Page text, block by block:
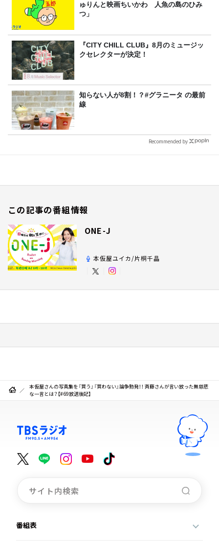
ゅりんと映画ちいかわ 人魚の島のひみ
つ」
『CITY CHILL CLUB』8月のミュージッ
クセレクターが決定！
知らない人が8割！？#グラニータ の最前
線
Recommended by
この記事の番組情報
ONE-J
本仮屋ユイカ/片桐千晶
本仮屋さんの写真集を『買う』『買わない』論争勃発！！ 斉藤さんが言い放った無慈悲
な一言とは？【#69放送後記】
番組表